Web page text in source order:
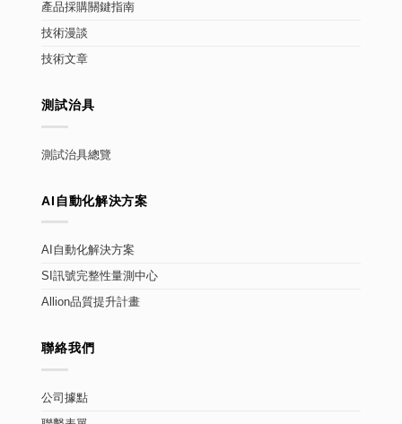
產品採購關鍵指南
技術漫談
技術文章
測試治具
測試治具總覽
AI自動化解決方案
AI自動化解決方案
SI訊號完整性量測中心
Allion品質提升計畫
聯絡我們
公司據點